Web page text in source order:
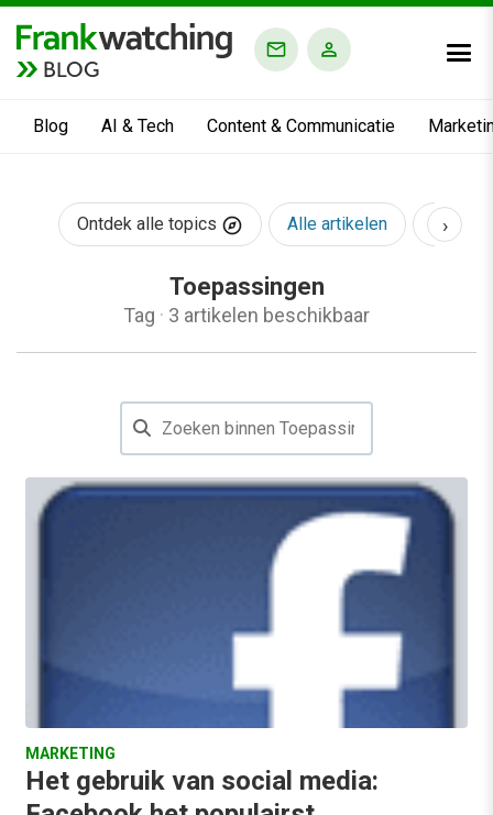
BLOG
Blog AI & Tech Content & Communicatie
Ontdek alle topics Alle artikelen AI &
›
Toepassingen
Tag · 3 artikelen beschikbaar
MARKETING
Het gebruik van social media: